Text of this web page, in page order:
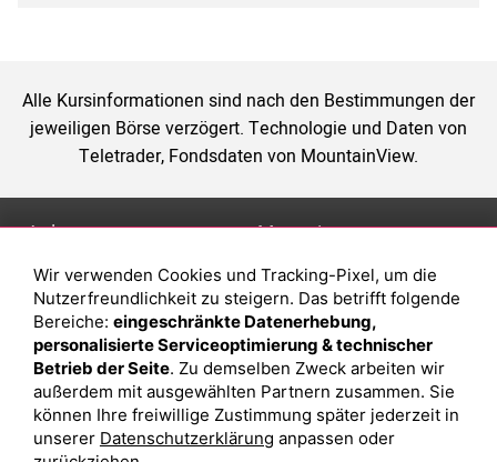
Alle Kursinformationen sind nach den Bestimmungen der
jeweiligen Börse verzögert. Technologie und Daten von
Teletrader, Fondsdaten von MountainView.
Anlage
Depot eröffnen
Depot vergleichen
Junior Depot
Top-Seller-Fonds
Top-Fonds
Magazin
Was sind sind ETFs?
Sparplan Vorteile
Was ist ein Fonds?
Wir verwenden Cookies und Tracking-Pixel, um die
Nutzerfreundlichkeit zu steigern. Das betrifft folgende
Bereiche: eingeschränkte Datenerhebung,
personalisierte Serviceoptimierung & technischer
Betrieb der Seite. Zu demselben Zweck arbeiten wir
außerdem mit ausgewählten Partnern zusammen. Sie
können Ihre freiwillige Zustimmung später jederzeit in
unserer Datenschutzerklärung anpassen oder